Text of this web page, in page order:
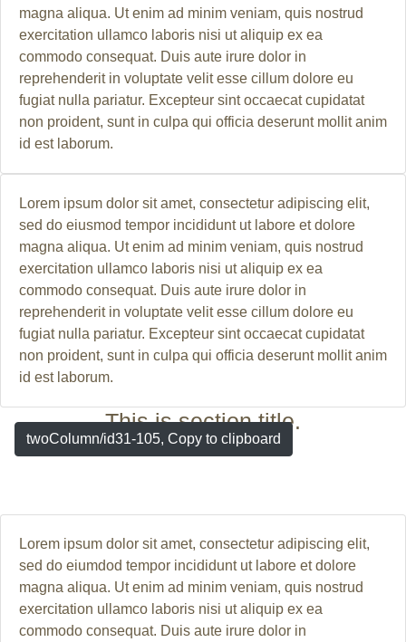
magna aliqua. Ut enim ad minim veniam, quis nostrud
exercitation ullamco laboris nisi ut aliquip ex ea
commodo consequat. Duis aute irure dolor in
reprehenderit in voluptate velit esse cillum dolore eu
fugiat nulla pariatur. Excepteur sint occaecat cupidatat
non proident, sunt in culpa qui officia deserunt mollit anim
id est laborum.
Lorem ipsum dolor sit amet, consectetur adipiscing elit,
sed do eiusmod tempor incididunt ut labore et dolore
magna aliqua. Ut enim ad minim veniam, quis nostrud
exercitation ullamco laboris nisi ut aliquip ex ea
commodo consequat. Duis aute irure dolor in
reprehenderit in voluptate velit esse cillum dolore eu
fugiat nulla pariatur. Excepteur sint occaecat cupidatat
non proident, sunt in culpa qui officia deserunt mollit anim
id est laborum.
This is section title.
Lorem ipsum dolor sit amet, consectetur adipiscing elit,
sed do eiumdod tempor incididunt ut labore et dolore
magna aliqua. Ut enim ad minim veniam, quis nostrud
exercitation ullamco laboris nisi ut aliquip ex ea
commodo consequat. Duis aute irure dolor in
twoColumn/id31-105, Copy to clipboard